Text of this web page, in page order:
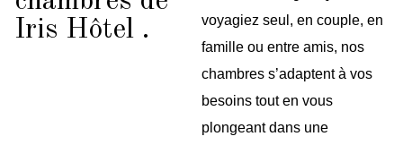
Iris Hôtel .
voyagiez seul, en couple, en
famille ou entre amis, nos
chambres s’adaptent à vos
besoins tout en vous
plongeant dans une